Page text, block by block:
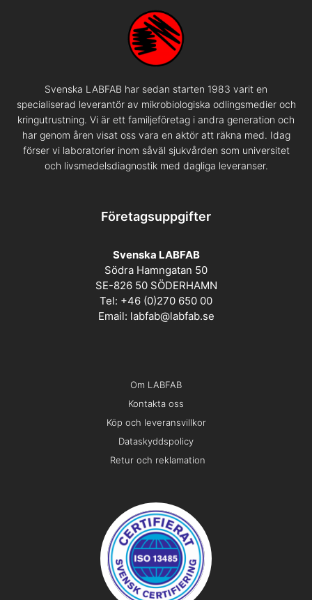
Svenska LABFAB har sedan starten 1983 varit en
specialiserad leverantör av mikrobiologiska odlingsmedier och
kringutrustning. Vi är ett familjeföretag i andra generation och
har genom åren visat oss vara en aktör att räkna med. Idag
förser vi laboratorier inom såväl sjukvården som universitet
och livsmedelsdiagnostik med dagliga leveranser.
Företagsuppgifter
Svenska LABFAB
Södra Hamngatan 50
SE-826 50 SÖDERHAMN
Tel: +46 (0)270 650 00
Email: labfab@labfab.se
Om LABFAB
Kontakta oss
Köp och leveransvillkor
Dataskyddspolicy
Retur och reklamation